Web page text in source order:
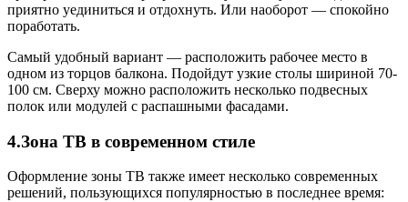
приятно уединиться и отдохнуть. Или наоборот — спокойно
поработать.
Самый удобный вариант — расположить рабочее место в
одном из торцов балкона. Подойдут узкие столы шириной 70-
100 см. Сверху можно расположить несколько подвесных
полок или модулей с распашными фасадами.
4.Зона ТВ в современном стиле
Оформление зоны ТВ также имеет несколько современных
решений, пользующихся популярностью в последнее время: